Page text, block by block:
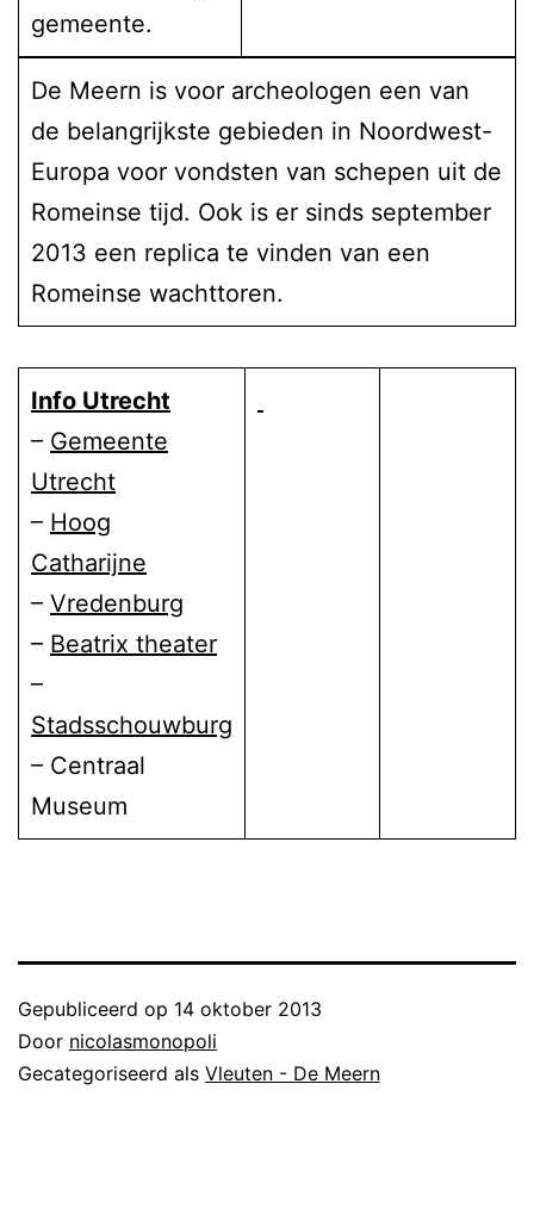
gemeente.
De Meern is voor archeologen een van
de belangrijkste gebieden in Noordwest-
Europa voor vondsten van schepen uit de
Romeinse tijd. Ook is er sinds september
2013 een replica te vinden van een
Romeinse wachttoren.
Info Utrecht
– Gemeente
Utrecht
– Hoog
Catharijne
– Vredenburg
– Beatrix theater
–
Stadsschouwburg
– Centraal
Museum
Gepubliceerd op 14 oktober 2013
Door nicolasmonopoli
Gecategoriseerd als Vleuten - De Meern